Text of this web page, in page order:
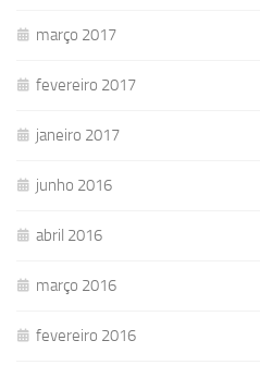
março 2017
fevereiro 2017
janeiro 2017
junho 2016
abril 2016
março 2016
fevereiro 2016